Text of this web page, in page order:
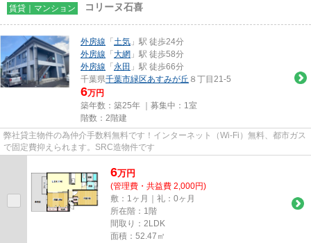
賃貸｜マンション コリーヌ石喜
外房線 「 土気 」駅 徒歩24分
外房線 「 大網 」駅 徒歩58分
外房線 「 永田 」駅 徒歩66分
千葉県千葉市緑区あすみが丘 ８丁目21-5
6万円
築年数：築25年 ｜募集中： 1室
階数：2階建
弊社貸主物件の為仲介手数料無料です！インターネット（Wi-Fi）無料、都市ガス
で固定費抑えられます。SRC造物件です
6万円
(管理費・共益費 2,000円)
敷：1ヶ月｜礼：0ヶ月
所在階：1階
間取り：2LDK
面積：52.47㎡